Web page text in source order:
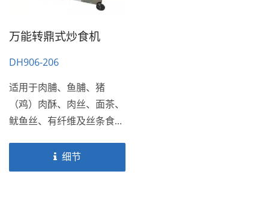
万能转鼎式炒食机
DH906-206
适用于肉脯、鱼脯、猪
（鸡）肉酥、肉丝、面茶、
鱿鱼丝、有纤维及丝条食品
细节